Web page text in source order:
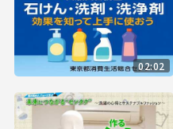
02:02